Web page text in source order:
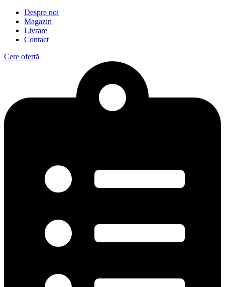
Despre noi
Magazin
Livrare
Contact
Cere ofertă